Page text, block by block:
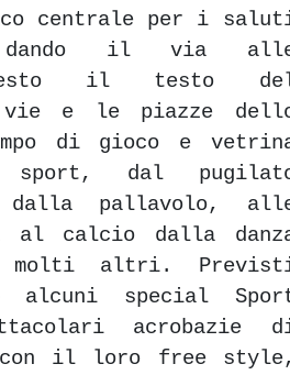
centrale per i
dando il via
il testo
vie e le piazze
di gioco e
sport, dal
dalla pallavolo,
al calcio dalla
molti altri.
alcuni special
acrobazie
con il loro free style,